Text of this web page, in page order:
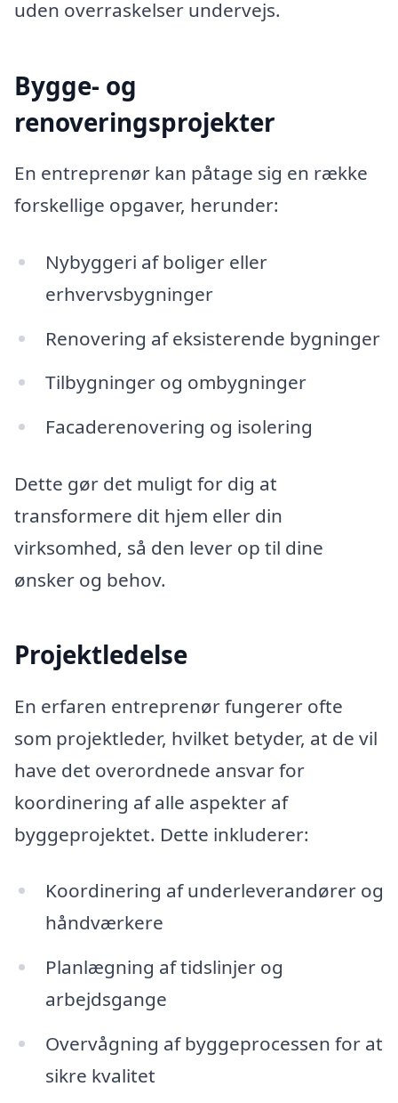
uden overraskelser undervejs.
Bygge- og
renoveringsprojekter
En entreprenør kan påtage sig en række
forskellige opgaver, herunder:
Nybyggeri af boliger eller
erhvervsbygninger
Renovering af eksisterende bygninger
Tilbygninger og ombygninger
Facaderenovering og isolering
Dette gør det muligt for dig at
transformere dit hjem eller din
virksomhed, så den lever op til dine
ønsker og behov.
Projektledelse
En erfaren entreprenør fungerer ofte
som projektleder, hvilket betyder, at de vil
have det overordnede ansvar for
koordinering af alle aspekter af
byggeprojektet. Dette inkluderer:
Koordinering af underleverandører og
håndværkere
Planlægning af tidslinjer og
arbejdsgange
Overvågning af byggeprocessen for at
sikre kvalitet